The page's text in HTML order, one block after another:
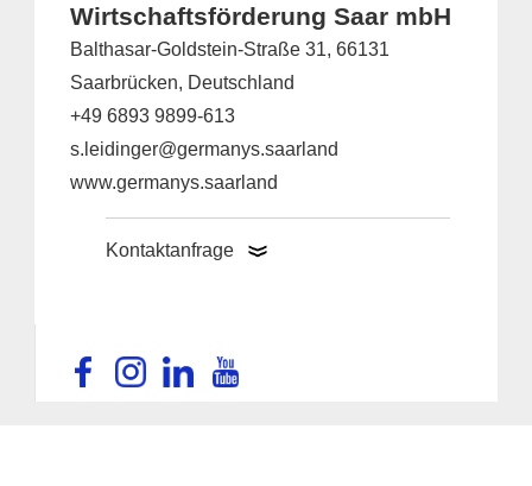
Wirtschaftsförderung Saar mbH
Balthasar-Goldstein-Straße 31, 66131
Saarbrücken, Deutschland
+49 6893 9899-613
s.leidinger@germanys.saarland
www.germanys.saarland
Kontaktanfrage